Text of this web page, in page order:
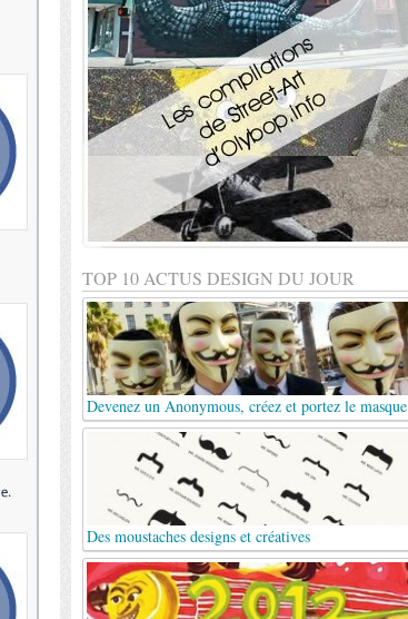
TOP 10 ACTUS DESIGN DU JOUR
Devenez un Anonymous, créez et portez le masque
Des moustaches designs et créatives